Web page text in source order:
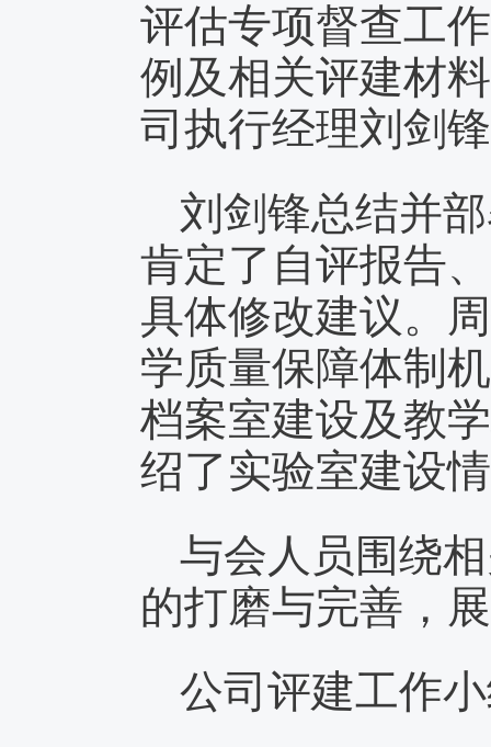
评估专项督查工
例及相关评建材
司执行经理刘剑
刘剑锋总结并
肯定了自评报告
具体修改建议。
学质量保障体制
档案室建设及教
绍了实验室建设
与会人员围绕
的打磨与完善，
公司评建工作